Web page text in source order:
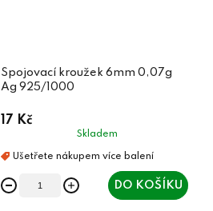
Spojovací kroužek 6mm 0,07g
Ag 925/1000
17 Kč
Skladem
DO KOŠÍKU